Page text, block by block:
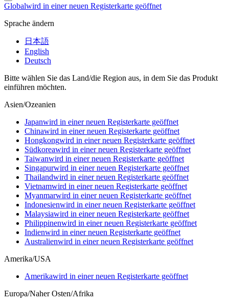
Globalwird in einer neuen Registerkarte geöffnet
Sprache ändern
日本語
English
Deutsch
Bitte wählen Sie das Land/die Region aus, in dem Sie das Produkt
einführen möchten.
Asien/Ozeanien
Japanwird in einer neuen Registerkarte geöffnet
Chinawird in einer neuen Registerkarte geöffnet
Hongkongwird in einer neuen Registerkarte geöffnet
Südkoreawird in einer neuen Registerkarte geöffnet
Taiwanwird in einer neuen Registerkarte geöffnet
Singapurwird in einer neuen Registerkarte geöffnet
Thailandwird in einer neuen Registerkarte geöffnet
Vietnamwird in einer neuen Registerkarte geöffnet
Myanmarwird in einer neuen Registerkarte geöffnet
Indonesienwird in einer neuen Registerkarte geöffnet
Malaysiawird in einer neuen Registerkarte geöffnet
Philippinenwird in einer neuen Registerkarte geöffnet
Indienwird in einer neuen Registerkarte geöffnet
Australienwird in einer neuen Registerkarte geöffnet
Amerika/USA
Amerikawird in einer neuen Registerkarte geöffnet
Europa/Naher Osten/Afrika